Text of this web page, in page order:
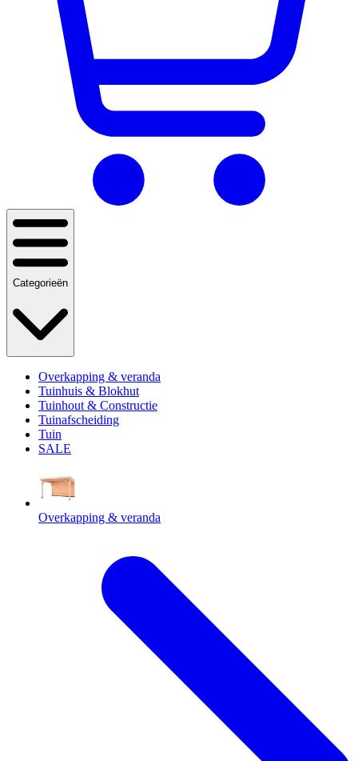
Categorieën
Overkapping & veranda
Tuinhuis & Blokhut
Tuinhout & Constructie
Tuinafscheiding
Tuin
SALE
Overkapping & veranda